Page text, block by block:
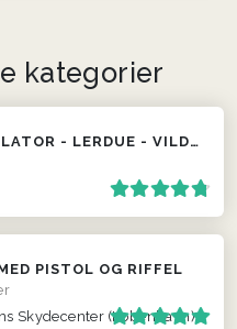
kategorier
SKYDESIMULATOR - LERDUE - VILDSVINJAGT OSV.
PISTOL OG RIFFEL
Skydecenter (København)